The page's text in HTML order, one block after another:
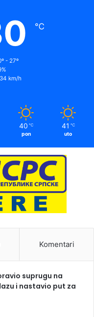
℃
- 27º
km/h
40 ℃
pon
41 ℃
uto
Komentari
suprugu na
i nastavio put za